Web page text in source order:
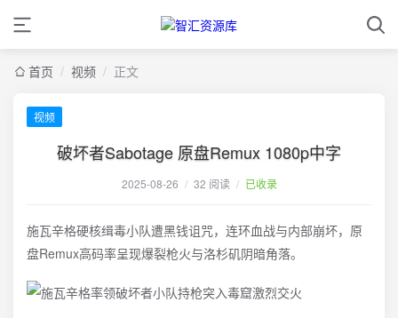
首页 / 视频 / 正文
视频
破坏者Sabotage 原盘Remux 1080p中字
2025-08-26 / 32 阅读 / 已收录
施瓦辛格硬核缉毒小队遭黑钱诅咒，连环血战与内部崩坏，原
盘Remux高码率呈现爆裂枪火与洛杉矶阴暗角落。